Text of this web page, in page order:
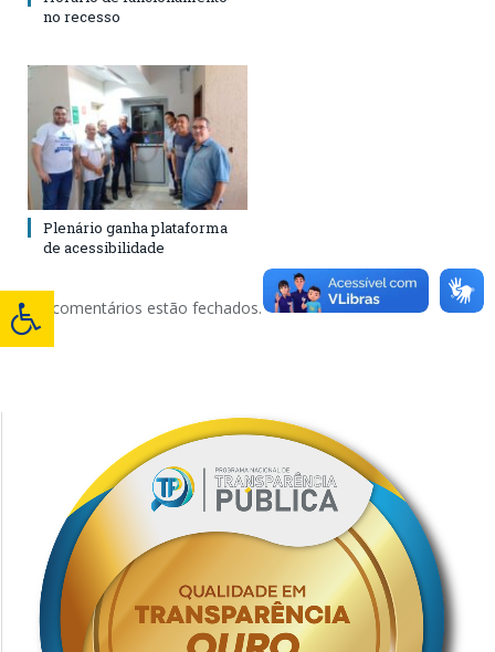
no recesso
Plenário ganha plataforma
de acessibilidade
Os comentários estão fechados.